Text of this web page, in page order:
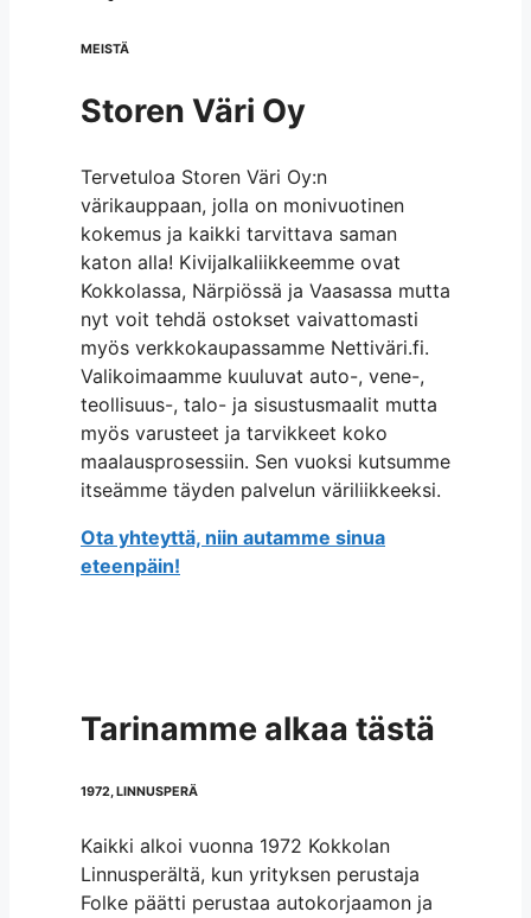
MEISTÄ
Storen Väri Oy
Tervetuloa Storen Väri Oy:n
värikauppaan, jolla on monivuotinen
kokemus ja kaikki tarvittava saman
katon alla! Kivijalkaliikkeemme ovat
Kokkolassa, Närpiössä ja Vaasassa mutta
nyt voit tehdä ostokset vaivattomasti
myös verkkokaupassamme Nettiväri.fi.
Valikoimaamme kuuluvat auto-, vene-,
teollisuus-, talo- ja sisustusmaalit mutta
myös varusteet ja tarvikkeet koko
maalausprosessiin. Sen vuoksi kutsumme
itseämme täyden palvelun väriliikkeeksi.
Ota yhteyttä, niin autamme sinua
eteenpäin!
Tarinamme alkaa tästä
1972, LINNUSPERÄ
Kaikki alkoi vuonna 1972 Kokkolan
Linnusperältä, kun yrityksen perustaja
Folke päätti perustaa autokorjaamon ja